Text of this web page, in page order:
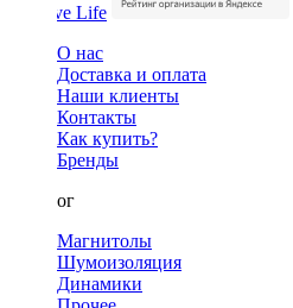
О нас
Доставка и оплата
Наши клиенты
Контакты
Как купить?
Бренды
Каталог
Магнитолы
Шумоизоляция
Динамики